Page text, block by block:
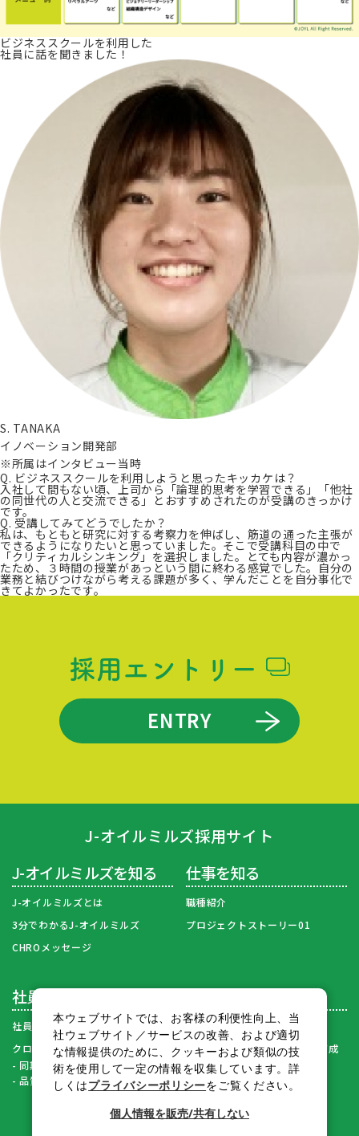
ビジネススクールを利用した
社員に話を聞きました！
S. TANAKA
イノベーション開発部
※所属はインタビュー当時
Q. ビジネススクールを利用しようと思ったキッカケは？
入社して間もない頃、上司から「論理的思考を学習できる」「他社
の同世代の人と交流できる」とおすすめされたのが受講のきっかけ
です。
Q. 受講してみてどうでしたか？
私は、もともと研究に対する考察力を伸ばし、筋道の通った主張が
できるようになりたいと思っていました。そこで受講科目の中で
「クリティカルシンキング」を選択しました。とても内容が濃かっ
たため、３時間の授業があっという間に終わる感覚でした。自分の
業務と結びつけながら考える課題が多く、学んだことを自分事化で
きてよかったです。
採用エントリー
ENTRY
J-オイルミルズ採用サイト
J-オイルミルズを知る
J-オイルミルズとは
3分でわかるJ-オイルミルズ
CHROメッセージ
仕事を知る
職種紹介
プロジェクトストーリー01
社員を知る
社員紹介
クロストーク
同期座談会（2020–2023）
品質管理座談会
求める人財像・募集要項・FAQ
ワークライフバランス・人財育成
2024年度 内定式
本ウェブサイトでは、お客様の利便性向上、当
社ウェブサイト／サービスの改善、および適切
な情報提供のために、クッキーおよび類似の技
術を使用して一定の情報を収集しています。詳
しくはプライバシーポリシーをご覧ください。
個人情報を販売/共有しない